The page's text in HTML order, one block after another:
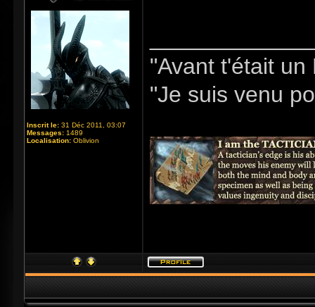
Inscrit le: 31 Déc 2011, 03:07
Messages: 1489
Localisation: Oblivion
"Avant t'était
"Je suis venu